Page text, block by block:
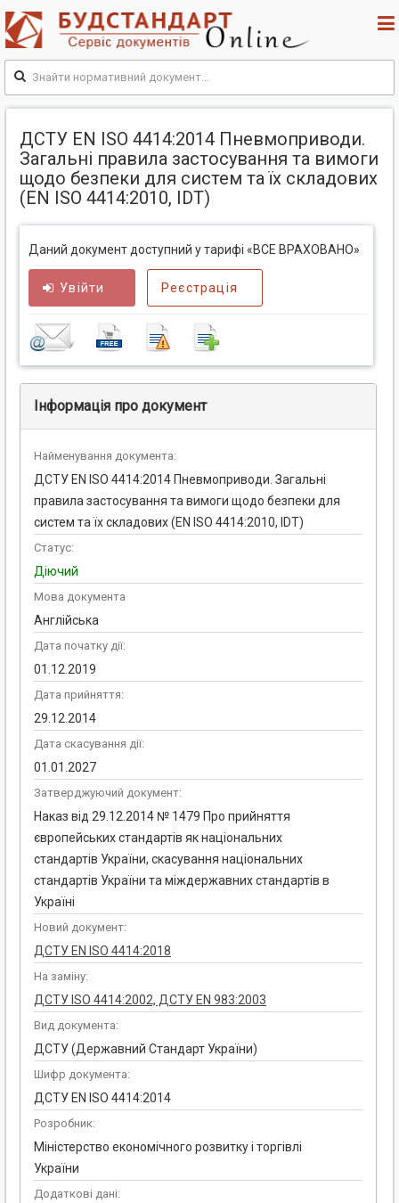
ДСТУ EN ISO 4414:2014 Пневмоприводи.
Загальні правила застосування та вимоги
щодо безпеки для систем та їх складових
(EN ISO 4414:2010, IDT)
Даний документ доступний у тарифі «ВСЕ ВРАХОВАНО»
Увійти Реєстрація
Інформація про документ
Найменування документа:
ДСТУ EN ISO 4414:2014 Пневмоприводи. Загальні
правила застосування та вимоги щодо безпеки для
систем та їх складових (EN ISO 4414:2010, IDT)
Статус:
Діючий
Мова документа
Англійська
Дата початку дії:
01.12.2019
Дата прийняття:
29.12.2014
Дата скасування дії:
01.01.2027
Затверджуючий документ:
Наказ від 29.12.2014 № 1479 Про прийняття
європейських стандартів як національних
стандартів України, скасування національних
стандартів України та міждержавних стандартів в
Україні
Новий документ:
ДСТУ EN ISO 4414:2018
На заміну:
ДСТУ ISO 4414:2002, ДСТУ EN 983:2003
Вид документа:
ДСТУ (Державний Стандарт України)
Шифр документа:
ДСТУ EN ISO 4414:2014
Розробник:
Міністерство економічного розвитку і торгівлі
України
Додаткові дані: